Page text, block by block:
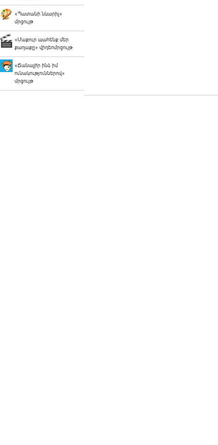
«Պատանի նկարիչ»
մրցույթ
«Մաքուր պահենք մեր
քաղաքը» վիդեոմրցույթ
«Ճանաչի՛ր ինձ իմ
ունակություններով»
մրցույթ